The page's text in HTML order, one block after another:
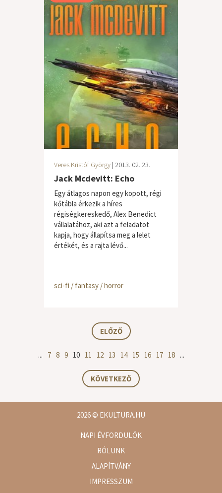
Veres Kristóf György | 2013. 02. 23.
Jack Mcdevitt: Echo
Egy átlagos napon egy kopott, régi
kőtábla érkezik a híres
régiségkereskedő, Alex Benedict
vállalatához, aki azt a feladatot
kapja, hogy állapítsa meg a lelet
értékét, és a rajta lévő...
sci-fi / fantasy / horror
ELŐZŐ
... 7 8 9 10 11 12 13 14 15 16 17 18 ...
KÖVETKEZŐ
2026© EKULTURA.HU
NAPI ÉVFORDULÓK
RÓLUNK
ALAPÍTVÁNY
IMPRESSZUM